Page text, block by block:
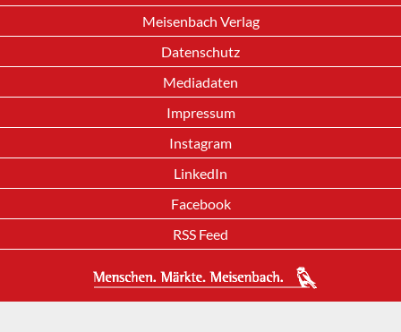
Meisenbach Verlag
Datenschutz
Mediadaten
Impressum
Instagram
LinkedIn
Facebook
RSS Feed